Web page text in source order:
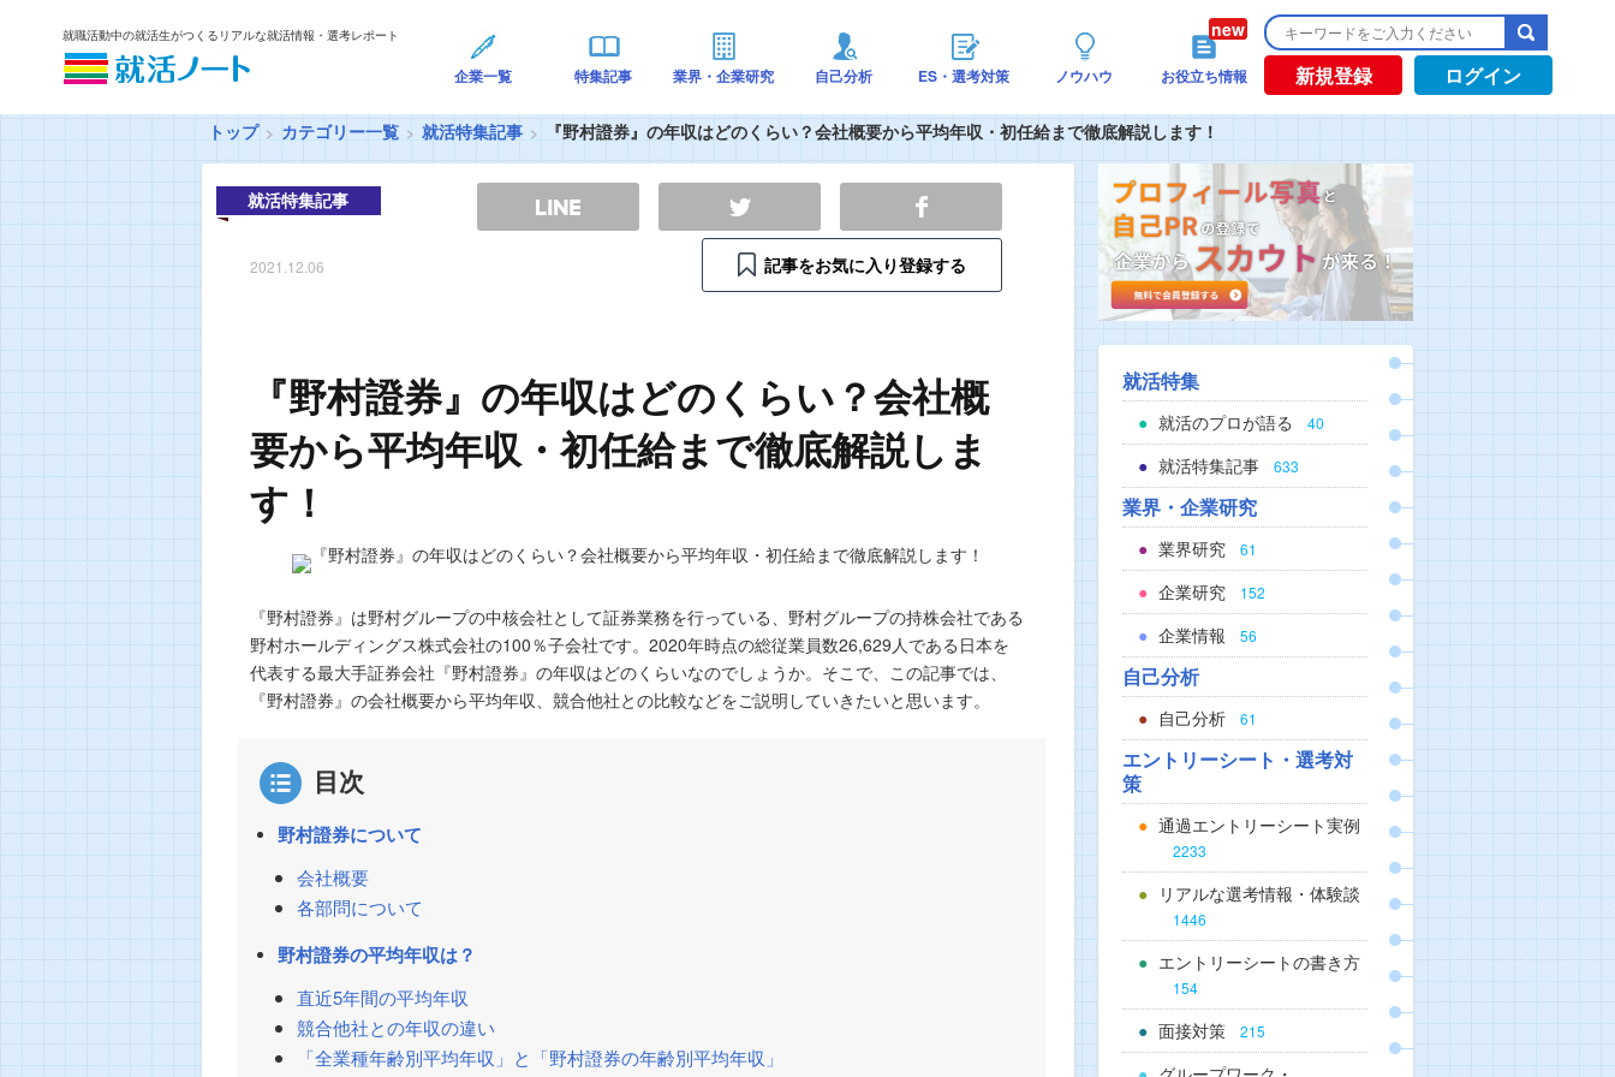
就職活動中の就活生がつくるリアルな就活情報・選考レポート
企業一覧 特集記事 業界・企業研究 自己分析 ES・選考対策 ノウハウ お役立ち情報 新規登録 ログイン
トップ カテゴリー一覧 就活特集記事 『野村證券』の年収はどのくらい？会社概要から平均年収・初任給まで徹底解説します！
就活特集記事
2021.12.06 記事をお気に入り登録する
『野村證券』の年収はどのくらい？会社概
要から平均年収・初任給まで徹底解説しま
す！
『野村證券』は野村グループの中核会社として証券業務を行っている、野村グループの持株会社である
野村ホールディングス株式会社の100％子会社です。2020年時点の総従業員数26,629人である日本を
代表する最大手証券会社『野村證券』の年収はどのくらいなのでしょうか。そこで、この記事では、
『野村證券』の会社概要から平均年収、競合他社との比較などをご説明していきたいと思います。
目次
野村證券について
会社概要
各部問について
野村證券の平均年収は？
直近5年間の平均年収
競合他社との年収の違い
「全業種年齢別平均年収」と「野村證券の年齢別平均年収」
就活特集
就活のプロが語る 40
就活特集記事 633
業界・企業研究
業界研究 61
企業研究 152
企業情報 56
自己分析
自己分析 61
エントリーシート・選考対
策
通過エントリーシート実例
2233
リアルな選考情報・体験談
1446
エントリーシートの書き方
154
面接対策 215